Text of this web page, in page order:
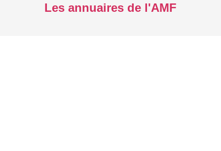
Les annuaires de l'AMF